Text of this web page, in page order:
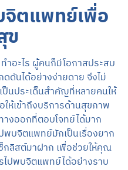
จิตแพทย์เพื่อ
ข
ำอะไร ผู้คนก็มีโอกาสประสบ
ดันได้อย่างง่ายดาย จึงไม่
นประเด็นสำคัญที่หลายคนให้
ห้เข้าถึงบริการด้านสุขภาพ
งออกที่ตอบโจทย์ได้มาก
พบจิตแพทย์มักเป็นเรื่องยาก
กลิสต์มาฝาก เพื่อช่วยให้คุณ
ไปพบจิตแพทย์ได้อย่างราบ